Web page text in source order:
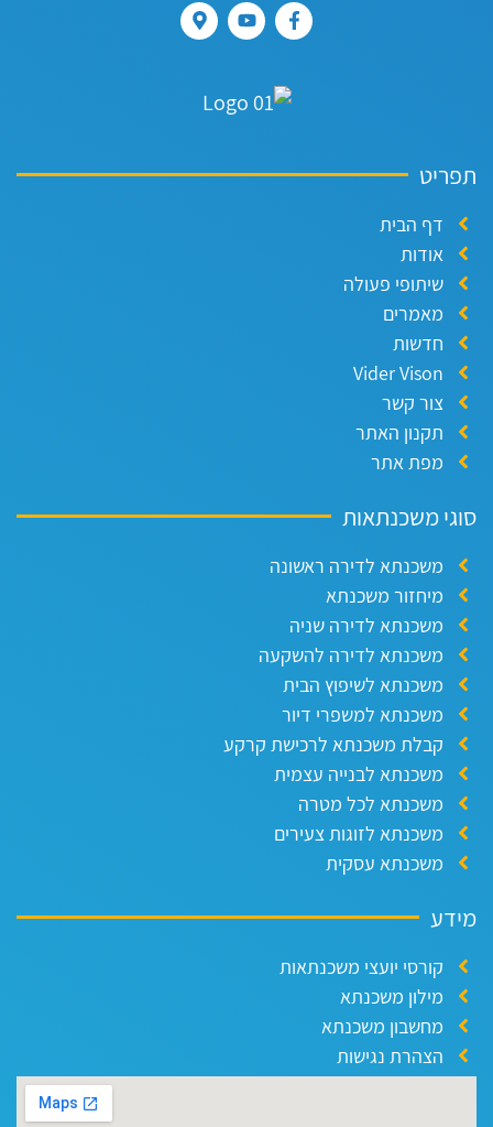
דף הבית
אודות
שיתופי פעולה
מאמרים
חדשות
Vider Vison
צור קשר
תקנון האתר
מפת אתר
משכנתאות
משכנתא לדירה ראשונה
מיחזור משכנתא
משכנתא לדירה שניה
משכנתא לדירה להשקעה
משכנתא לשיפוץ הבית
משכנתא למשפרי דיור
קבלת משכנתא לרכישת קרקע
משכנתא לבנייה עצמית
משכנתא לכל מטרה
משכנתא לזוגות צעירים
משכנתא עסקית
קורסי יועצי משכנתאות
מילון משכנתא
מחשבון משכנתא
הצהרת נגישות